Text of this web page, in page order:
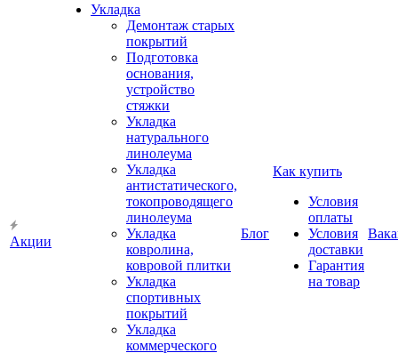
Акции
Укладка
Демонтаж старых
покрытий
Подготовка
основания,
устройство
стяжки
Укладка
натурального
линолеума
Укладка
антистатического,
токопроводящего
линолеума
Укладка
ковролина,
ковровой плитки
Укладка
спортивных
покрытий
Укладка
коммерческого
Блог
Как купить
Условия
оплаты
Условия
доставки
Гарантия
на товар